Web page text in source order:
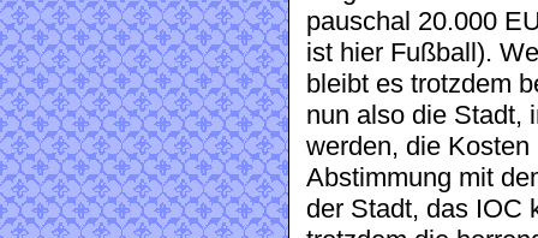
pauschal 20.000
ist hier Fußball).
bleibt es trotzdem
nun also die Stadt,
werden, die
Abstimmung mit
der Stadt, das IOC